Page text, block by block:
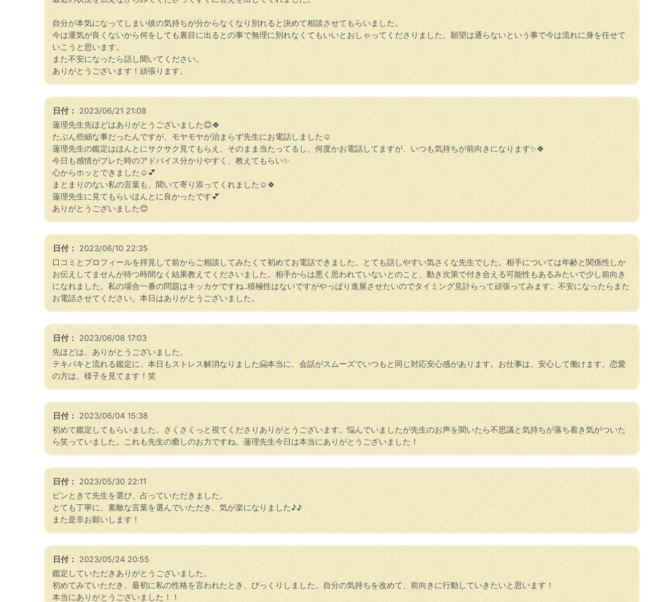
自分が本気になってしまい彼の気持ちが分からなくなり別れると決めて相談させてもらいました。
今は運気が良くないから何をしても裏目に出るとの事で無理に別れなくてもいいとおしゃってくださりました。願望は通らないという事で今は流れに身を任せて
いこうと思います。
また不安になったら話し聞いてください。
ありがとうございます！頑張ります。
日付： 2023/06/21 21:08
蓮理先生先ほどはありがとうございました😊🍀
たぶん些細な事だったんですが、モヤモヤが治まらず先生にお電話しました☺️
蓮理先生の鑑定はほんとにサクサク見てもらえ、そのまま当たってるし、何度かお電話してますが、いつも気持ちが前向きになります✨🍀
今日も感情がブレた時のアドバイス分かりやすく、教えてもらい✨
心からホッとできました☺️💕
まとまりのない私の言葉も、聞いて寄り添ってくれました☺️🍀
蓮理先生に見てもらいほんとに良かったです💕
ありがとうございました😊
日付： 2023/06/10 22:35
口コミとプロフィールを拝見して前からご相談してみたくて初めてお電話できました。とても話しやすい気さくな先生でした。相手については年齢と関係性しか
お伝えしてませんが待つ時間なく結果教えてくださいました。相手からは悪く思われていないとのこと、動き次第で付き合える可能性もあるみたいで少し前向き
になれました。私の場合一番の問題はキッカケですね..積極性はないですがやっぱり進展させたいのでタイミング見計らって頑張ってみます。不安になったらまた
お電話させてください。本日はありがとうございました。
日付： 2023/06/08 17:03
先ほどは、ありがとうございました。
テキパキと流れる鑑定に、本日もストレス解消なりました🤗本当に、会話がスムーズでいつもと同じ対応安心感があります。お仕事は、安心して働けます。恋愛
の方は、様子を見てます！笑
日付： 2023/06/04 15:38
初めて鑑定してもらいました。さくさくっと視てくださりありがとうございます。悩んでいましたが先生のお声を聞いたら不思議と気持ちが落ち着き気がついた
ら笑っていました。これも先生の癒しのお力ですね。蓮理先生今日は本当にありがとうございました！
日付： 2023/05/30 22:11
ピンときて先生を選び、占っていただきました。
とても丁寧に、素敵な言葉を選んでいただき、気が楽になりました♪♪
また是非お願いします！
日付： 2023/05/24 20:55
鑑定していただきありがとうございました。
初めてみていただき、最初に私の性格を言われたとき、びっくりしました。自分の気持ちを改めて、前向きに行動していきたいと思います！
本当にありがとうございました！！